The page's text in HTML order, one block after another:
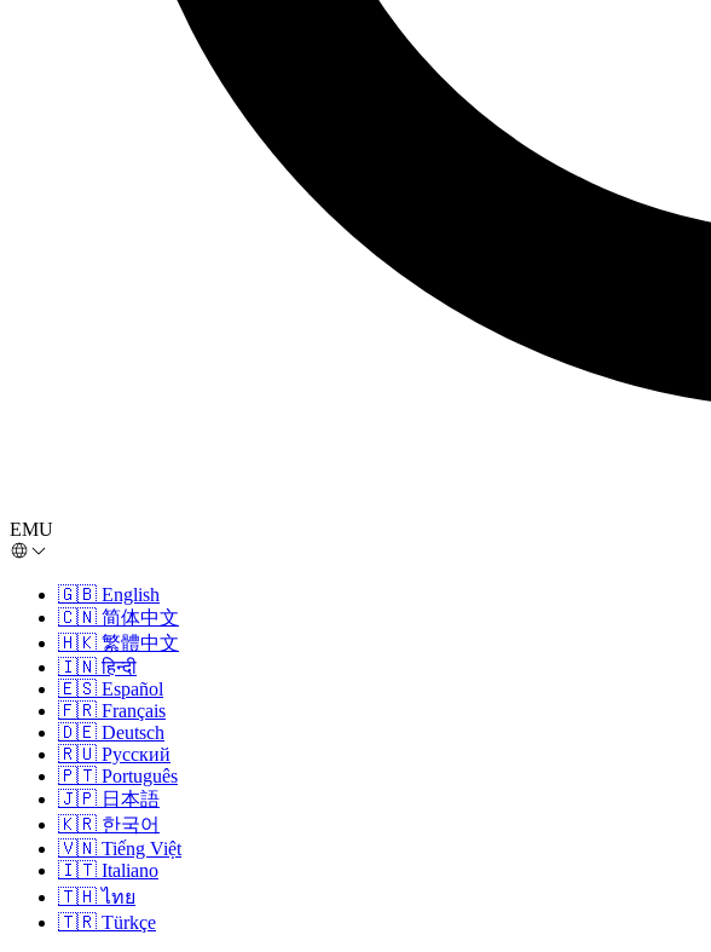
EMU
🇬🇧 English
🇨🇳 简体中文
🇭🇰 繁體中文
🇮🇳 हिन्दी
🇪🇸 Español
🇫🇷 Français
🇩🇪 Deutsch
🇷🇺 Русский
🇵🇹 Português
🇯🇵 日本語
🇰🇷 한국어
🇻🇳 Tiếng Việt
🇮🇹 Italiano
🇹🇭 ไทย
🇹🇷 Türkçe